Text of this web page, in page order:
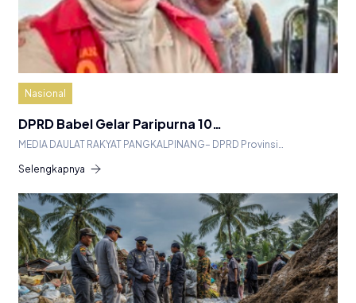
Nasional
DPRD Babel Gelar Paripurna 10…
MEDIA DAULAT RAKYAT PANGKALPINANG– DPRD Provinsi…
Selengkapnya